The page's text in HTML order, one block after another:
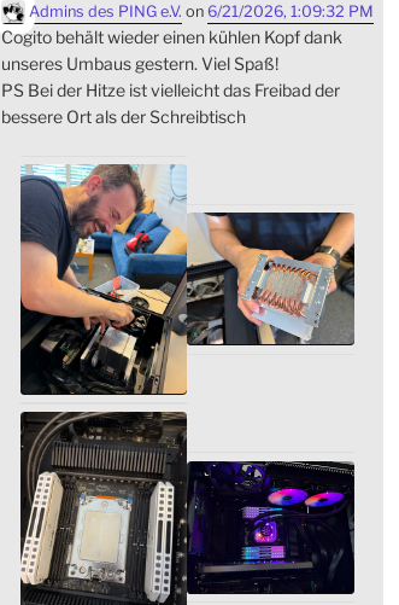
Admins des PING e.V. on 6/21/2026, 1:09:32 PM
Cogito behält wieder einen kühlen Kopf dank
unseres Umbaus gestern. Viel Spaß!
PS Bei der Hitze ist vielleicht das Freibad der
bessere Ort als der Schreibtisch